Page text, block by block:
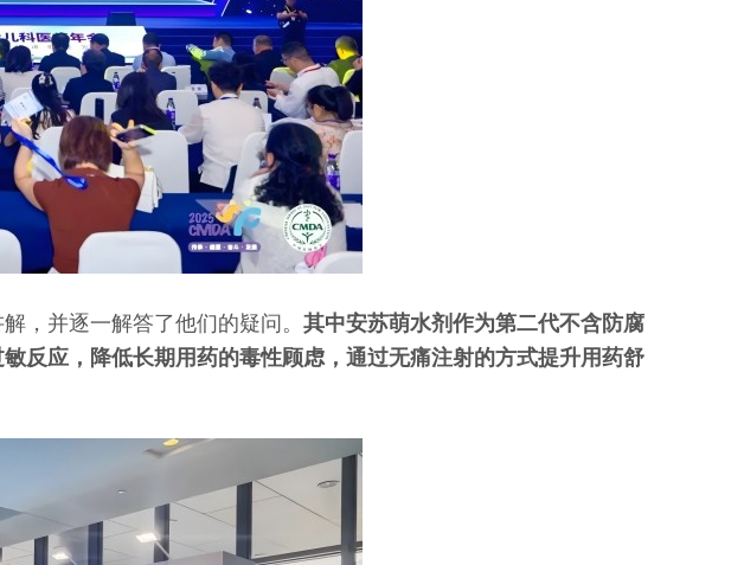
，并逐一解答了他们的疑问。 其中安苏萌水剂作为第二代不含防腐
反应，降低长期用药的毒性顾虑，通过无痛注射的方式提升用药舒